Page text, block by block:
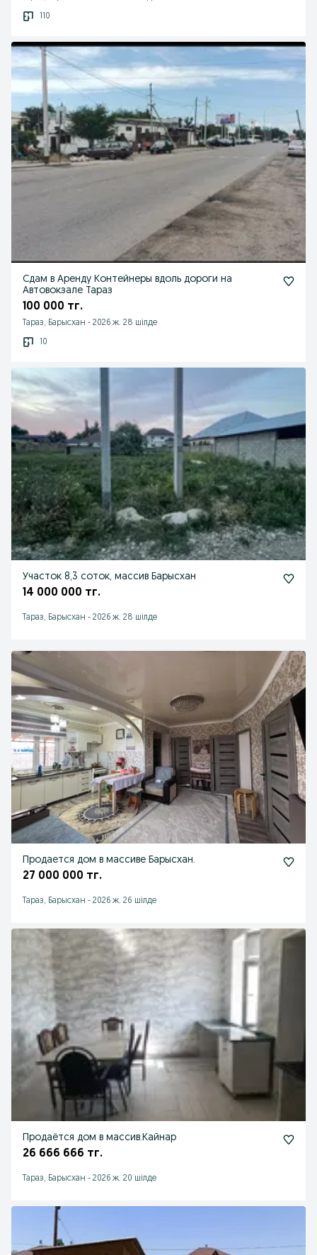
110
Сдам в Аренду Контейнеры вдоль дороги на
Автовокзале Тараз
100 000 тг.
Тараз, Барысхан - 2026 ж. 28 шілде
10
Участок 8,3 соток, массив Барысхан
14 000 000 тг.
Тараз, Барысхан - 2026 ж. 28 шілде
Продается дом в массиве Барысхан.
27 000 000 тг.
Тараз, Барысхан - 2026 ж. 26 шілде
Продаётся дом в массив.Кайнар
26 666 666 тг.
Тараз, Барысхан - 2026 ж. 20 шілде